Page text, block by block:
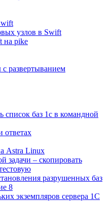
узлов в Swift
на pike
развертыванием
список баз 1с в командной
ответах
Astra Linux
задачи – скопировать
разрушенных баз
8
экземпляров сервера 1С